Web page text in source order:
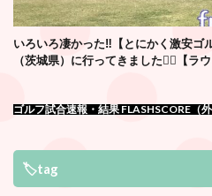
いろいろ凄かった‼️【とにかく激安ゴ
（茨城県）に行ってきました🏌️‍♂️【ラ
ゴルフ試合速報・結果 FLASHSCORE（
🏷tag